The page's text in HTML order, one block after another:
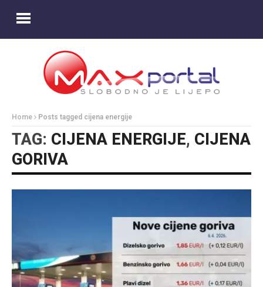
Home Posts tagged cijena energije
TAG: CIJENA ENERGIJE, CIJENA
GORIVA